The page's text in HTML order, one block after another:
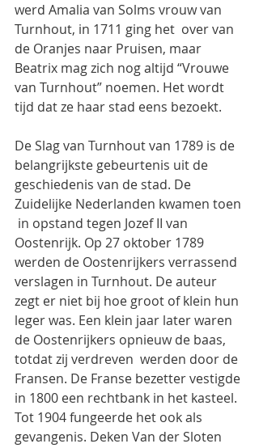
werd Amalia van Solms vrouw van
Turnhout, in 1711 ging het  over van
de Oranjes naar Pruisen, maar
Beatrix mag zich nog altijd “Vrouwe
van Turnhout” noemen. Het wordt
tijd dat ze haar stad eens bezoekt.
De Slag van Turnhout van 1789 is de
belangrijkste gebeurtenis uit de
geschiedenis van de stad. De
Zuidelijke Nederlanden kwamen toen
in opstand tegen Jozef II van
Oostenrijk. Op 27 oktober 1789
werden de Oostenrijkers verrassend
verslagen in Turnhout. De auteur
zegt er niet bij hoe groot of klein hun
leger was. Een klein jaar later waren
de Oostenrijkers opnieuw de baas,
totdat zij verdreven  werden door de
Fransen. De Franse bezetter vestigde
in 1800 een rechtbank in het kasteel.
Tot 1904 fungeerde het ook als
gevangenis. Deken Van der Sloten